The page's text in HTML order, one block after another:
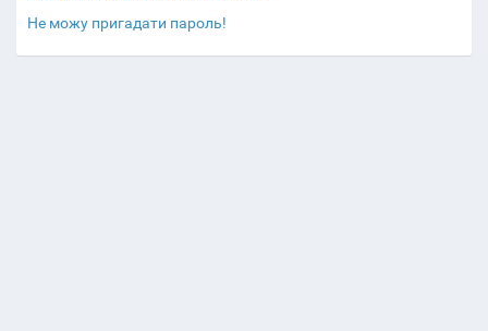
Не можу пригадати пароль!